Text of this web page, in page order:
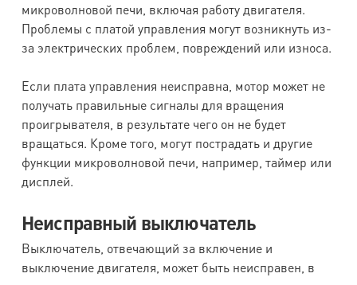
микроволновой печи, включая работу двигателя.
Проблемы с платой управления могут возникнуть из-
за электрических проблем, повреждений или износа.
Если плата управления неисправна, мотор может не
получать правильные сигналы для вращения
проигрывателя, в результате чего он не будет
вращаться. Кроме того, могут пострадать и другие
функции микроволновой печи, например, таймер или
дисплей.
Неисправный выключатель
Выключатель, отвечающий за включение и
выключение двигателя, может быть неисправен, в